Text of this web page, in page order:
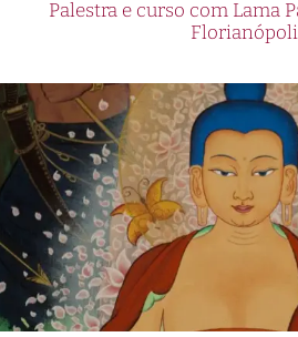
Palestra e curso com Lama